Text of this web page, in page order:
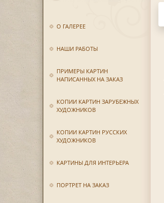
О ГАЛЕРЕЕ
НАШИ РАБОТЫ
ПРИМЕРЫ КАРТИН
НАПИСАННЫХ НА ЗАКАЗ
КОПИИ КАРТИН ЗАРУБЕЖНЫХ
ХУДОЖНИКОВ
КОПИИ КАРТИН РУССКИХ
ХУДОЖНИКОВ
КАРТИНЫ ДЛЯ ИНТЕРЬЕРА
ПОРТРЕТ НА ЗАКАЗ